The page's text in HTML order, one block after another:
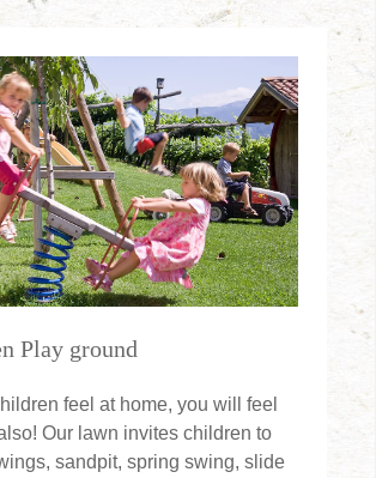
Play ground
feel at home, you will feel
Our lawn invites children to
sandpit, spring swing, slide